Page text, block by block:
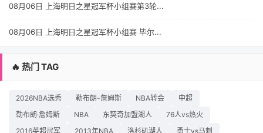
08月06日 上海明日之星冠军杯小组赛第3轮...
08月06日 上海明日之星冠军杯小组赛 毕尔...
🔥 热门 TAG
2026NBA选秀 勒布朗-詹姆斯 NBA转会
中超
勒布朗·詹姆斯
NBA 东契奇加盟湖人
76人vs热火
2016英超冠军
2013年NBA 洛杉矶湖人
勇士vs马刺